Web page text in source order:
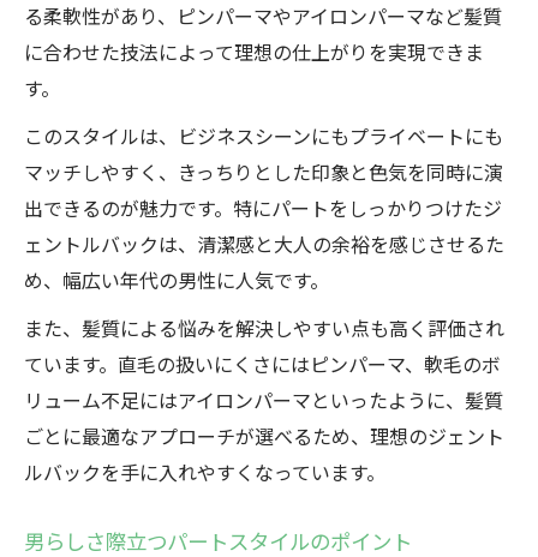
る柔軟性があり、ピンパーマやアイロンパーマなど髪質
に合わせた技法によって理想の仕上がりを実現できま
す。
このスタイルは、ビジネスシーンにもプライベートにも
マッチしやすく、きっちりとした印象と色気を同時に演
出できるのが魅力です。特にパートをしっかりつけたジ
ェントルバックは、清潔感と大人の余裕を感じさせるた
め、幅広い年代の男性に人気です。
また、髪質による悩みを解決しやすい点も高く評価され
ています。直毛の扱いにくさにはピンパーマ、軟毛のボ
リューム不足にはアイロンパーマといったように、髪質
ごとに最適なアプローチが選べるため、理想のジェント
ルバックを手に入れやすくなっています。
男らしさ際立つパートスタイルのポイント